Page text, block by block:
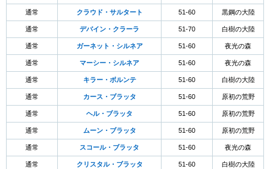
通常 クラウド・サルタート 51-60 黒鋼の大陸
通常 デバイン・クラーラ 51-70 白樹の大陸
通常 ガーネット・シルネア 51-60 夜光の森
通常 マーシー・シルネア 51-60 夜光の森
通常 キラー・ボルンテ 51-60 白樹の大陸
通常 カース・ブラッタ 51-60 原初の荒野
通常 ヘル・ブラッタ 51-60 原初の荒野
通常 ムーン・ブラッタ 51-60 原初の荒野
通常 スコール・ブラッタ 51-60 夜光の森
通常 クリスタル・ブラッタ 51-60 白樹の大陸